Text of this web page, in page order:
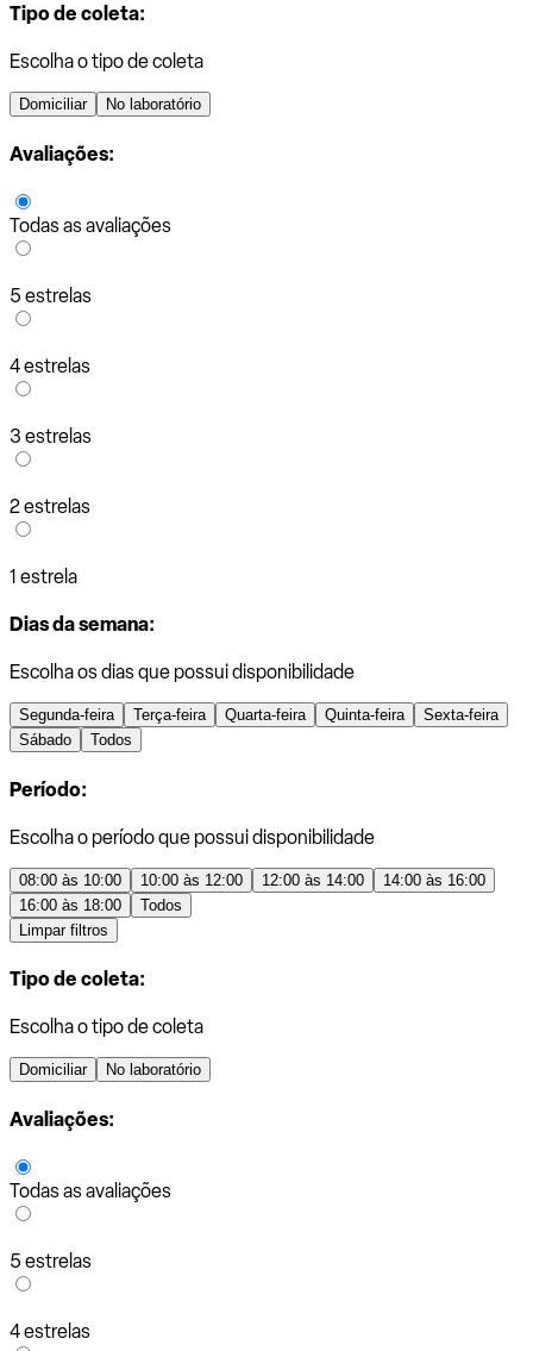
Tipo de coleta:
Escolha o tipo de coleta
Domiciliar No laboratório
Avaliações:
Todas as avaliações
5 estrelas
4 estrelas
3 estrelas
2 estrelas
1 estrela
Dias da semana:
Escolha os dias que possui disponibilidade
Segunda-feira Terça-feira Quarta-feira Quinta-feira
Sexta-feira
Sábado
Todos
Período:
Escolha o período que possui disponibilidade
08:00 às 10:00 10:00 às 12:00 12:00 às 14:00
14:00 às 16:00
16:00 às 18:00
Todos
Limpar filtros
Tipo de coleta:
Escolha o tipo de coleta
Domiciliar No laboratório
Avaliações:
Todas as avaliações
5 estrelas
4 estrelas